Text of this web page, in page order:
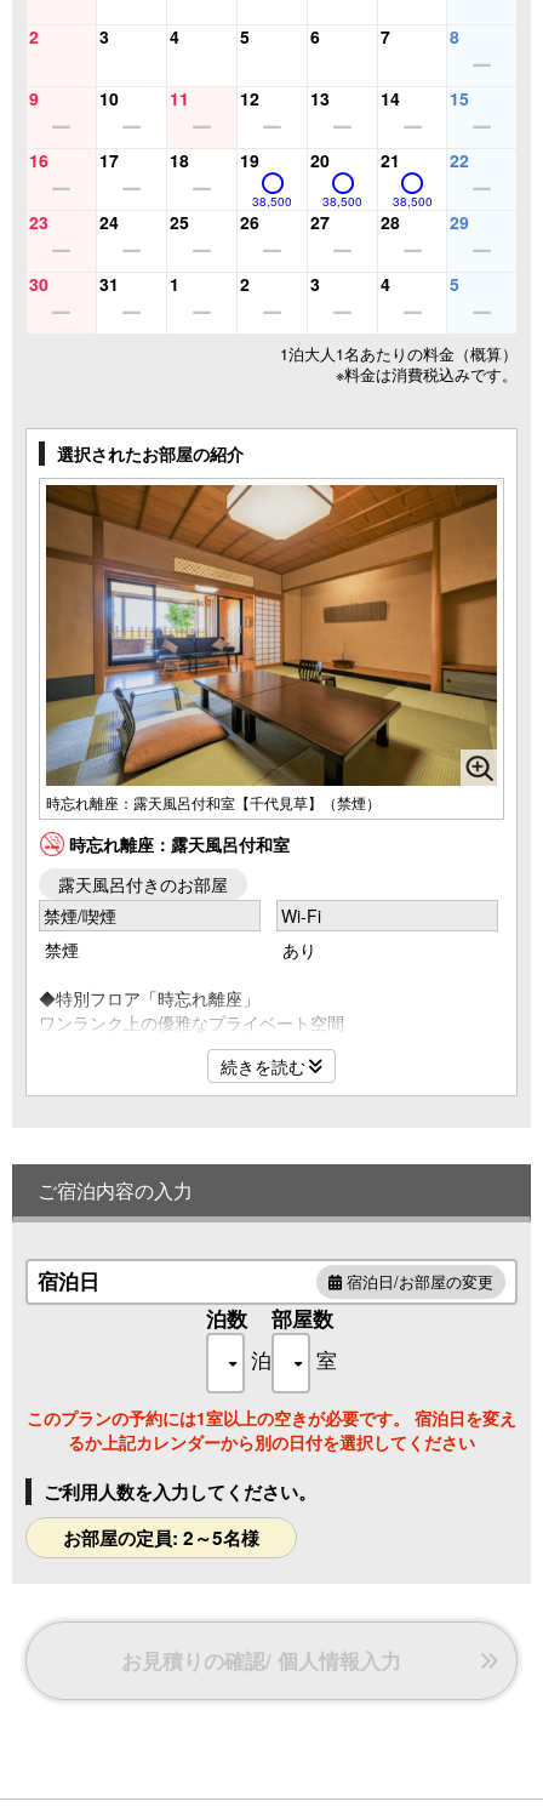
2 3 4 5 6 7 8
9 10 11 12 13 14 15
16 17 18 19
38,500
20
38,500
21
38,500
22
23 24 25 26 27 28 29
30 31 1 2 3 4 5
1泊大人1名あたりの料金（概算）
※料金は消費税込みです。
選択されたお部屋の紹介
時忘れ離座：露天風呂付和室【千代見草】（禁煙）
時忘れ離座：露天風呂付和室
露天風呂付きのお部屋
禁煙/喫煙
禁煙
Wi-Fi
あり
◆特別フロア「時忘れ離座」
ワンランク上の優雅なプライベート空間
露天風呂付客室（和室12.5畳）
客室露天【陶器風呂】循環形式の温泉
・チェックイン14時～／チェックアウト～11時
・女性の方には「巾着」をお好きな柄をチョイス☆
・女性の方には「選べる色浴衣貸出し」をサービス☆
・温泉たまご作りの無料体験（15:00～19:00）
・ドリンクの無料サービス（7:00～10:00、14:00～18:00）
※1階の喫茶コーナーにてセルフサービス
～珈琲、カフェオレ、紅茶、ミルクティー、ココア、ソフト
～食事前、出発前にゆったりしたひと時をお過ごしください
ませ♪～
続きを読む
ご宿泊内容の入力
宿泊日 宿泊日/お部屋の変更
泊数
泊
部屋数
室
このプランの予約には1室以上の空きが必要です。 宿泊日を変え
るか上記カレンダーから別の日付を選択してください
ご利用人数を入力してください。
お部屋の定員: 2～5名様
お見積りの確認/ 個人情報入力